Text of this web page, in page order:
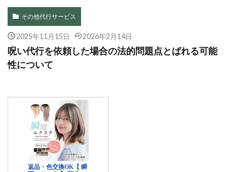
その他代行サービス
2025年11月15日 2026年2月14日
呪い代行を依頼した場合の法的問題点とばれる可能
性について